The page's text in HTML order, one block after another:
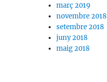
març 2019
novembre 2018
setembre 2018
juny 2018
maig 2018